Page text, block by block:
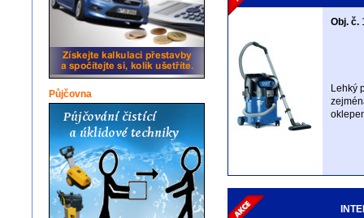
Obj. č.
Lehký
Půjčovna